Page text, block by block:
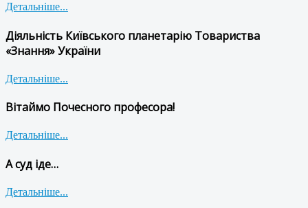
Детальніше...
Діяльність Київського планетарію Товариства
«Знання» України
Детальніше...
Вітаймо Почесного професора!
Детальніше...
А суд іде…
Детальніше...